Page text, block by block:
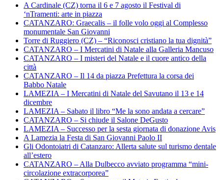
A Cardinale (CZ) torna il 6 e 7 agosto il Festival di
‘nTramenti: arte in piazza
CATANZARO: Graecalis – il folle volo oggi al Complesso
monumentale San Giovanni
Torre di Ruggiero (CZ) – “Riconosci cristiano la tua dignità”
CATANZARO – I Mercatini di Natale alla Galleria Mancuso
CATANZARO – I misteri del Natale e il cuore antico della
città
CATANZARO – Il 14 da piazza Prefettura la corsa dei
Babbo Natale
LAMEZIA – I Mercatini di Natale del Savutano il 13 e 14
dicembre
LAMEZIA – Sabato il libro “Me la sono andata a cercare”
CATANZARO – Si chiude il Salone DeGusto
LAMEZIA – Successo per la sesta giornata di donazione Avis
A Lamezia la Festa di San Giovanni Paolo II
Gli Odontoiatri di Catanzaro: Allerta salute sul turismo dentale
all’estero
CATANZARO – Alla Dulbecco avviato programma “mini-
circolazione extracorporea”